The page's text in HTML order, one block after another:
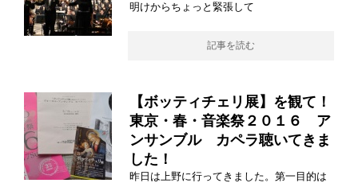
明けからちょっと緊張して
記事を読む
【ボッティチェリ展】を観て！
東京・春・音楽祭２０１６ ア
ンサンブル カペラ聴いてきま
した！
昨日は上野に行ってきました。第一目的は